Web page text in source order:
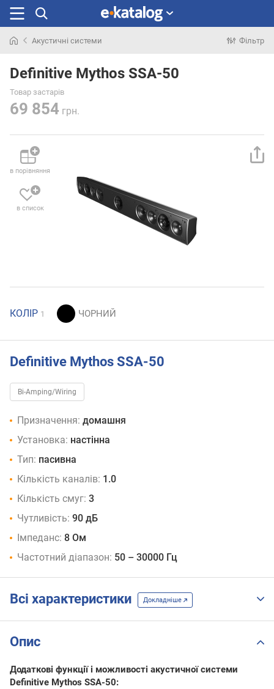
раніше
Акустичні системи Фільтр
Definitive Mythos SSA-50
Товар застарів
69 854 грн.
в порівняння
в список
КОЛІР 1
Definitive Mythos SSA-50
Bi-Amping/Wiring
Призначення: домашня
Установка: настінна
Тип: пасивна
Кількість каналів: 1.0
Кількість смуг: 3
Чутливість: 90 дБ
Імпеданс: 8 Ом
Частотний діапазон: 50 – 30000 Гц
Всі характеристики Докладніше
Опис
Додаткові функції і можливості акустичної системи
Definitive Mythos SSA-50: